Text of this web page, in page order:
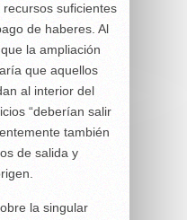
suficientes
de haberes. Al
la ampliación
que aquellos
al interior del
“deberían salir
también
de salida y
la singular